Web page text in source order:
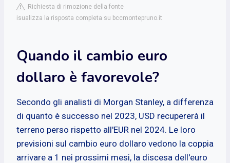
Richiesta di rimozione della fonte
isualizza la risposta completa su bccmontepruno.it
Quando il cambio euro
dollaro è favorevole?
Secondo gli analisti di Morgan Stanley, a differenza
di quanto è successo nel 2023, USD recupererà il
terreno perso rispetto all'EUR nel 2024. Le loro
previsioni sul cambio euro dollaro vedono la coppia
arrivare a 1 nei prossimi mesi, la discesa dell'euro